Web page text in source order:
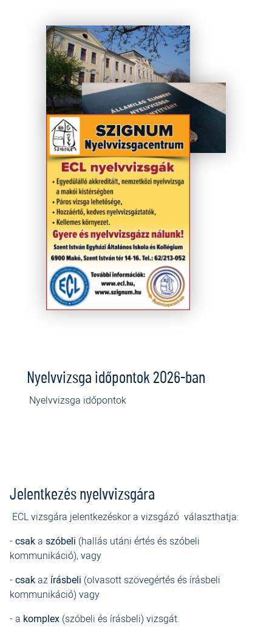
Nyelvvizsga időpontok 2026-ban
Nyelvvizsga időpontok
Jelentkezés nyelvvizsgára
ECL vizsgára jelentkezéskor a vizsgázó választhatja:
-csaka szóbeli (hallás utáni értés és szóbeli
kommunikáció), vagy
-csakaz írásbeli (olvasott szövegértés és írásbeli
kommunikáció) vagy
- a komplex (szóbeli és írásbeli) vizsgát.